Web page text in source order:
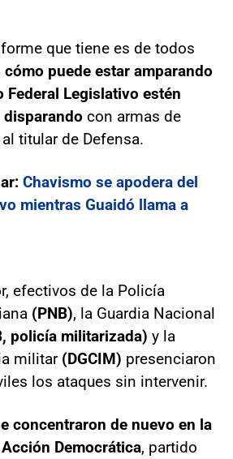
que tiene es de todos
cómo puede estar amparando
Federal Legislativo estén
con armas de
titular de Defensa.
Chavismo se apodera del
mientras Guaidó llama a
efectivos de la Policía
(PNB), la Guardia Nacional
policía militarizada) y la
militar (DGCIM) presenciaron
los ataques sin intervenir.
concentraron de nuevo en la
Democrática, partido